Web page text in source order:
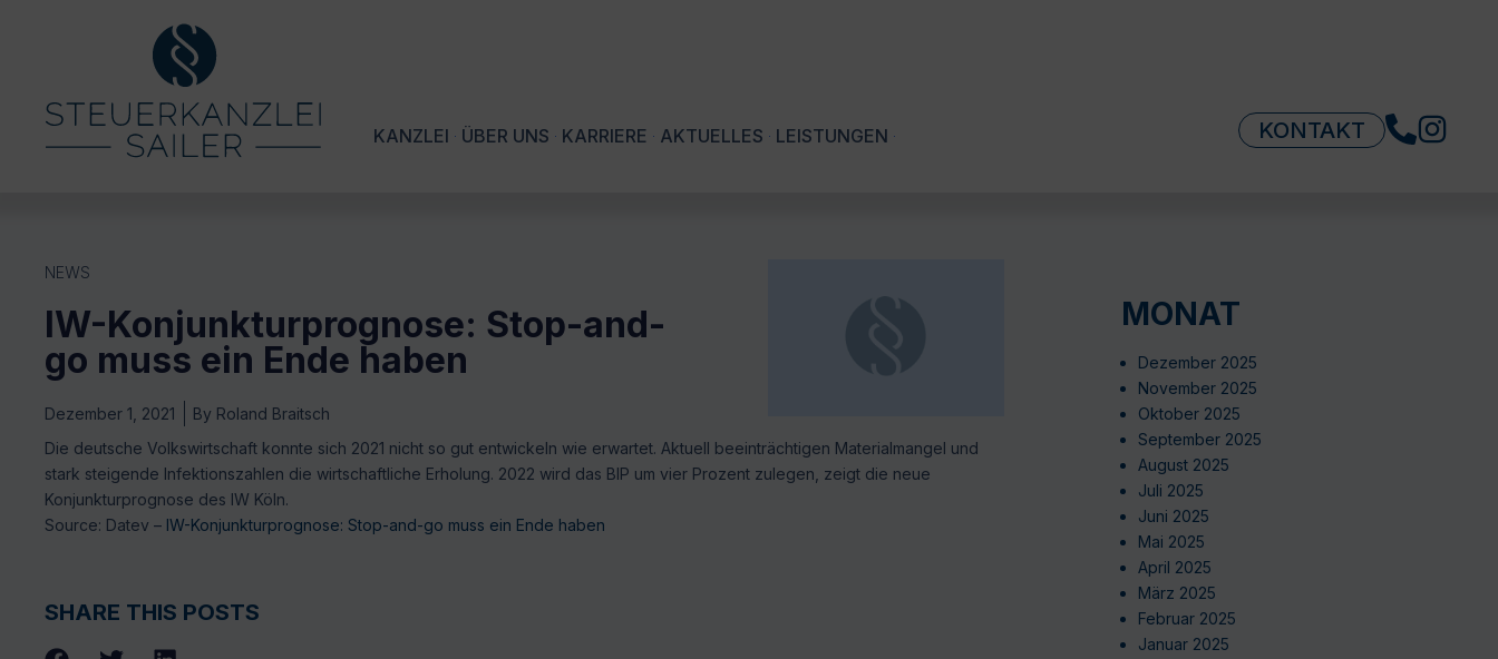
KANZLEI ÜBER UNS KARRIERE AKTUELLES LEISTUNGEN KONTAKT
NEWS
IW-Konjunkturprognose: Stop-and-
go muss ein Ende haben
Dezember 1, 2021 By Roland Braitsch
Die deutsche Volkswirtschaft konnte sich 2021 nicht so gut entwickeln wie erwartet. Aktuell beeinträchtigen Materialmangel und
stark steigende Infektionszahlen die wirtschaftliche Erholung. 2022 wird das BIP um vier Prozent zulegen, zeigt die neue
Konjunkturprognose des IW Köln.
Source: Datev – IW-Konjunkturprognose: Stop-and-go muss ein Ende haben
SHARE THIS POSTS
MONAT
Dezember 2025
November 2025
Oktober 2025
September 2025
August 2025
Juli 2025
Juni 2025
Mai 2025
April 2025
März 2025
Februar 2025
Januar 2025